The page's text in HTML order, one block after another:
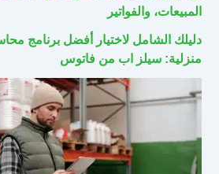
المبيعات، والفواتير
دليلك الشامل لاختيار أفضل برنامج
منزلية: سيلز اب من فاتوس